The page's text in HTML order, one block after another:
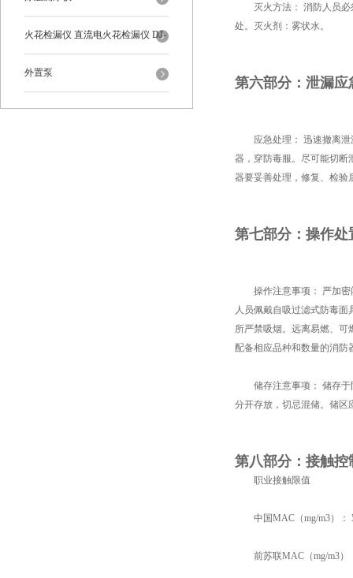
火花检漏仪 直流电火花检漏仪 DJ-
6-A型
外置泵
灭火方法： 消防人员必
处。灭火剂：雾状水。
第六部分：泄漏应
应急处理： 迅速撤离泄
器，穿防毒服。尽可能切断
器要妥善处理，修复、检验
第七部分：操作处
操作注意事项： 严加密
人员佩戴自吸过滤式防毒
所严禁吸烟。远离易燃、
配备相应品种和数量的消防
储存注意事项： 储存于
分开存放，切忌混储。储区
第八部分：接触控
职业接触限值
中国MAC（mg/m3）：
前苏联MAC（mg/m3）